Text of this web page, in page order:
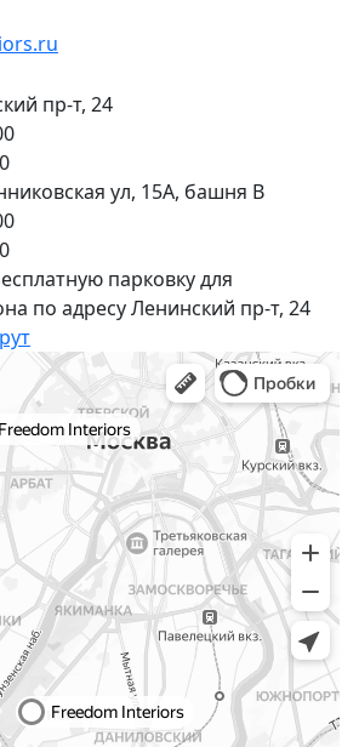
пр-т, 24
ул, 15А, башня В
парковку для
по адресу Ленинский пр-т, 24